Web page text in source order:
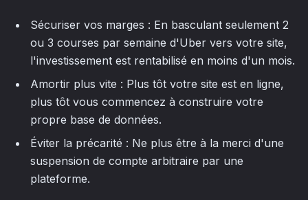
Sécuriser vos marges : En basculant seulement 2
ou 3 courses par semaine d'Uber vers votre site,
l'investissement est rentabilisé en moins d'un mois.
Amortir plus vite : Plus tôt votre site est en ligne,
plus tôt vous commencez à construire votre
propre base de données.
Éviter la précarité : Ne plus être à la merci d'une
suspension de compte arbitraire par une
plateforme.